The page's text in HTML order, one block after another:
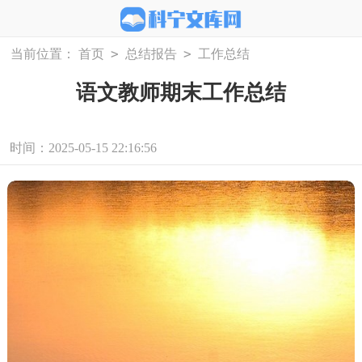
当前位置： 首页 > 总结报告 > 工作总结
语文教师期末工作总结
时间：2025-05-15 22:16:56